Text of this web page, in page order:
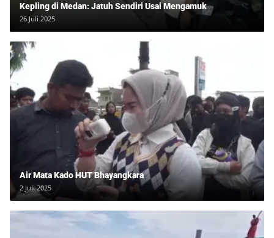
Kepling di Medan: Jatuh Sendiri Usai Mengamuk
26 Juli 2025
Air Mata Kado HUT Bhayangkara
2 Juli 2025